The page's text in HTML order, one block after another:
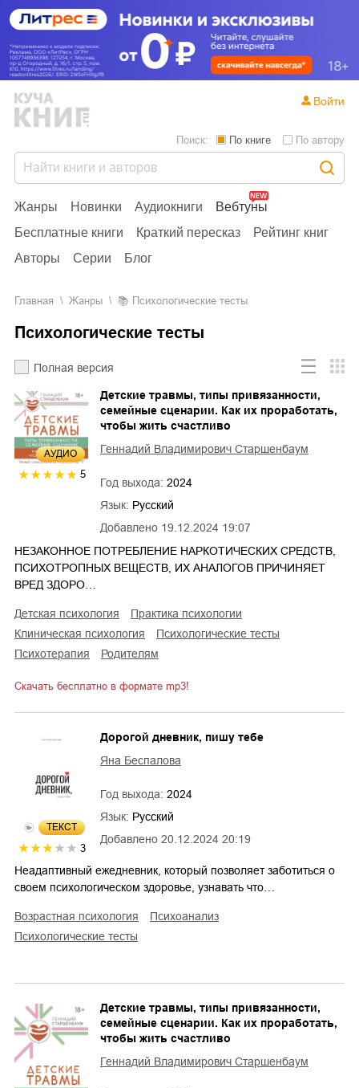
Жанры Новинки Аудиокниги
Вебтуны
Бесплатные книги
Краткий пересказ
Рейтинг книг
Авторы
Серии Блог
Поиск: По книге По автору
Войти
Главная Жанры Психологические тесты
Психологические тесты
Полная версия
AУДИО
5
Добавлено 19.12.2024 19:07
Детские травмы, типы привязанности,
семейные сценарии. Как их проработать,
чтобы жить счастливо
Геннадий Владимирович Старшенбаум
Год выхода: 2024
Язык: Русский
НЕЗАКОННОЕ ПОТРЕБЛЕНИЕ НАРКОТИЧЕСКИХ СРЕДСТВ,
ПСИХОТРОПНЫХ ВЕЩЕСТВ, ИХ АНАЛОГОВ ПРИЧИНЯЕТ
ВРЕД ЗДОРО…
детская психология
практика психологии
клиническая психология
психологические тесты
психотерапия
родителям
Скачать бесплатно в формате mp3!
ТЕКСТ
3
Добавлено 20.12.2024 20:19
Дорогой дневник, пишу тебе
Яна Беспалова
Год выхода: 2024
Язык: Русский
Неадаптивный ежедневник, который позволяет заботиться о
своем психологическом здоровье, узнавать что…
возрастная психология
психоанализ
психологические тесты
Детские травмы, типы привязанности,
семейные сценарии. Как их проработать,
чтобы жить счастливо
Геннадий Владимирович Старшенбаум